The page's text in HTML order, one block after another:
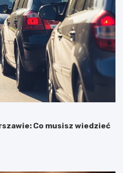
Co musisz wiedzieć